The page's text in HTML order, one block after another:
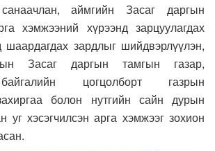
аймгийн Засаг даргын
хэмжээний хүрээнд зарцуулагдах
шаардагдах зардлыг шийдвэрлүүлэн,
Засаг даргын тамгын газар,
цогцолборт газрын
болон нутгийн сайн дурын
уг хэсэгчилсэн арга хэмжээг зохион